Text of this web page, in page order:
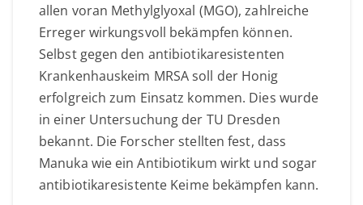
allen voran Methylglyoxal (MGO), zahlreiche
Erreger wirkungsvoll bekämpfen können.
Selbst gegen den antibiotikaresistenten
Krankenhauskeim MRSA soll der Honig
erfolgreich zum Einsatz kommen. Dies wurde
in einer Untersuchung der TU Dresden
bekannt. Die Forscher stellten fest, dass
Manuka wie ein Antibiotikum wirkt und sogar
antibiotikaresistente Keime bekämpfen kann.